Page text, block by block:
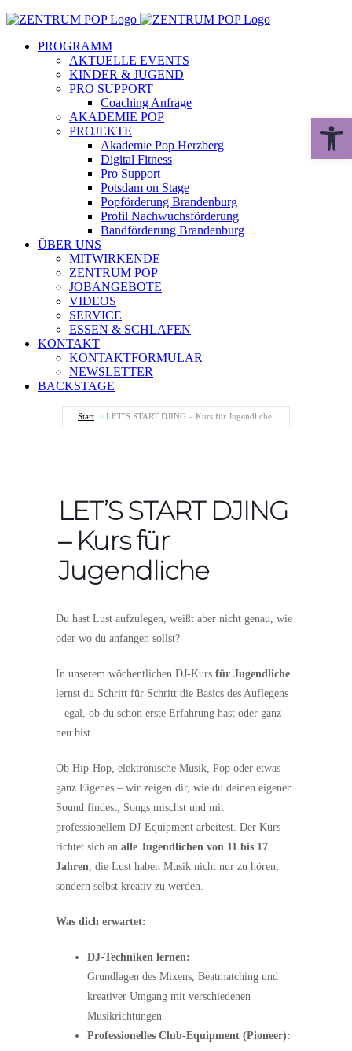
Zum
springenPROGRAMM
AKTUELLE EVENTS
KINDER & JUGEND
PRO SUPPORT
Coaching Anfrage
AKADEMIE POP
PROJEKTE
Akademie Pop Herzberg
Digital Fitness
Pro Support
Potsdam on Stage
Popförderung Brandenburg
Profil Nachwuchsförderung
Bandförderung Brandenburg
ÜBER UNS
MITWIRKENDE
ZENTRUM POP
JOBANGEBOTE
VIDEOS
SERVICE
ESSEN & SCHLAFEN
KONTAKT
KONTAKTFORMULAR
NEWSLETTER
BACKSTAGE
Start LET’S START DJING – Kurs für Jugendliche
LET’S START DJING
– Kurs für
Jugendliche
Du hast Lust aufzulegen, weißt aber nicht genau, wie
oder wo du anfangen sollst?
In unserem wöchentlichen DJ-Kurs für Jugendliche
lernst du Schritt für Schritt die Basics des Auflegens
– egal, ob du schon erste Erfahrung hast oder ganz
neu bist.
Ob Hip-Hop, elektronische Musik, Pop oder etwas
ganz Eigenes – wir zeigen dir, wie du deinen eigenen
Sound findest, Songs mischst und mit
professionellem DJ-Equipment arbeitest. Der Kurs
richtet sich an alle Jugendlichen von 11 bis 17
Jahren, die Lust haben Musik nicht nur zu hören,
sondern selbst kreativ zu werden.
Was dich erwartet:
DJ-Techniken lernen:
Grundlagen des Mixens, Beatmatching und
kreativer Umgang mit verschiedenen
Musikrichtungen.
Professionelles Club-Equipment (Pioneer):